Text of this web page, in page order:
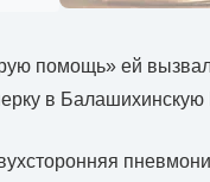
помощь» ей
в